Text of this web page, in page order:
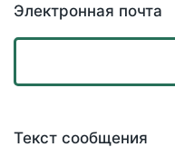
Электронная почта
Текст сообщения